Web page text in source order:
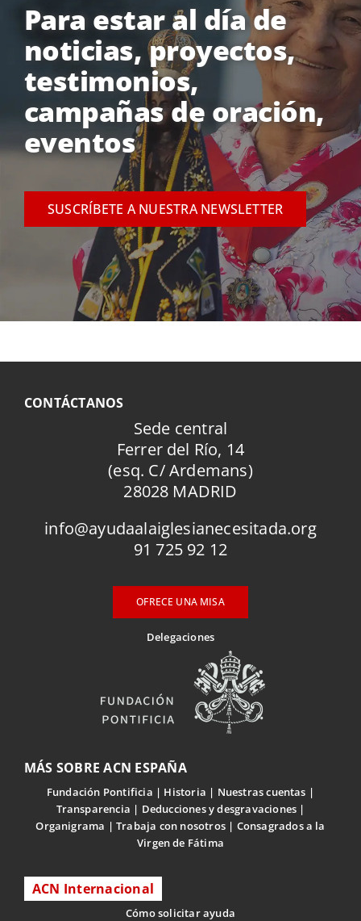
Para estar al día de
noticias, proyectos,
testimonios,
campañas de oración,
eventos
SUSCRÍBETE A NUESTRA NEWSLETTER
CONTÁCTANOS
Sede central
Ferrer del Río, 14
(esq. C/ Ardemans)
28028 MADRID
info@ayudaalaiglesianecesitada.org
91 725 92 12
OFRECE UNA MISA
Delegaciones
MÁS SOBRE ACN ESPAÑA
Fundación Pontificia Historia
Nuestras cuentas
Transparencia
Deducciones y desgravaciones
Organigrama
Trabaja con nosotros
Consagrados a la
Virgen de Fátima
ACN Internacional
Cómo solicitar ayuda